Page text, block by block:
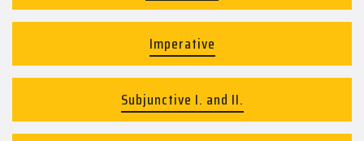
Imperative
Subjunctive I. and II.